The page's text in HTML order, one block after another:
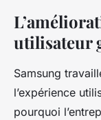
utilisateur
Samsung
l’expérience
pourquoi